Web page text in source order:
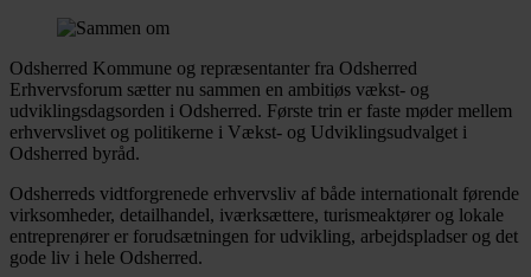
Odsherred Kommune og repræsentanter fra Odsherred
Erhvervsforum sætter nu sammen en ambitiøs vækst- og
udviklingsdagsorden i Odsherred. Første trin er faste møder mellem
erhvervslivet og politikerne i Vækst- og Udviklingsudvalget i
Odsherred byråd.
Odsherreds vidtforgrenede erhvervsliv af både internationalt førende
virksomheder, detailhandel, iværksættere, turismeaktører og lokale
entreprenører er forudsætningen for udvikling, arbejdspladser og det
gode liv i hele Odsherred.